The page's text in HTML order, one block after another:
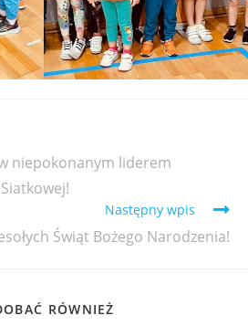
niepokonanym liderem
Następny wpis
Świąt Bożego Narodzenia!
RÓWNIEŻ